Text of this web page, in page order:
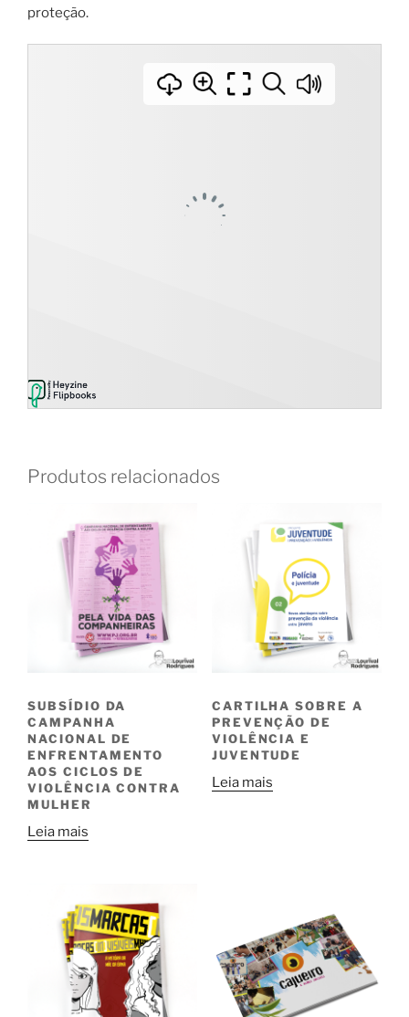
proteção.
Produtos relacionados
SUBSÍDIO DA
CAMPANHA
NACIONAL DE
ENFRENTAMENTO
AOS CICLOS DE
VIOLÊNCIA CONTRA
MULHER
Leia mais
CARTILHA SOBRE A
PREVENÇÃO DE
VIOLÊNCIA E
JUVENTUDE
Leia mais